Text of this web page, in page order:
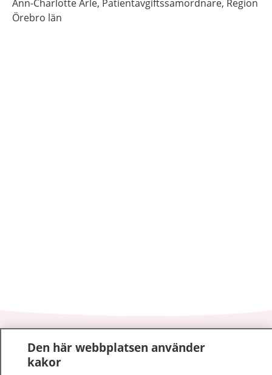
Ann-CharlotteArle, Patientavgiftssamordnare, Region
Örebro län
1177–tryggt om din hälsa och vård
Den här webbplatsen använder
kakor